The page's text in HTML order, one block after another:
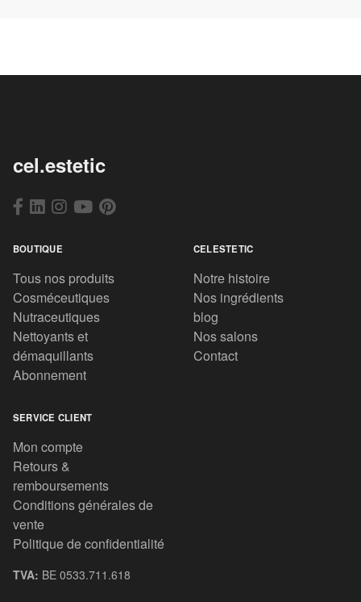
cel.estetic
BOUTIQUE
Tous nos produits
Cosméceutiques
Nutraceutiques
Nettoyants et
démaquillants
Abonnement
CELESTETIC
Notre histoire
Nos ingrédients
blog
Nos salons
Contact
SERVICE CLIENT
Mon compte
Retours &
remboursements
Conditions générales de
vente
Politique de confidentialité
TVA: BE 0533.711.618